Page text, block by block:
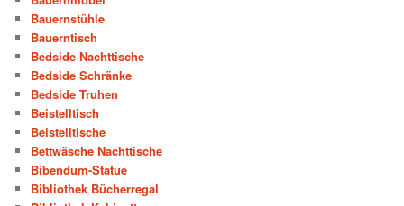
Bauernstühle
Bauerntisch
Bedside Nachttische
Bedside Schränke
Bedside Truhen
Beistelltisch
Beistelltische
Bettwäsche Nachttische
Bibendum-Statue
Bibliothek Bücherregal